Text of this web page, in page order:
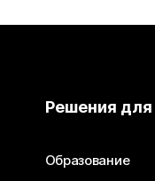
Необходим ответ?
Отправьте вопрос
Решения для
Образование